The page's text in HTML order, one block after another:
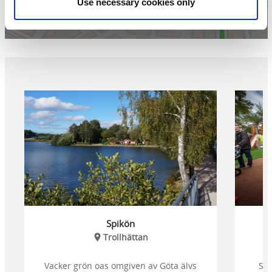
Use necessary cookies only
Spikön
Trollhättan
Vacker grön oas omgiven av Göta älvs